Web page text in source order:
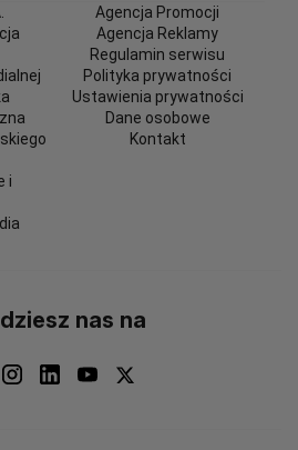
i
Agencja Promocji
Agencja Reklamy
Regulamin serwisu
Polityka prywatności
Ustawienia prywatności
Dane osobowe
Kontakt
nas na